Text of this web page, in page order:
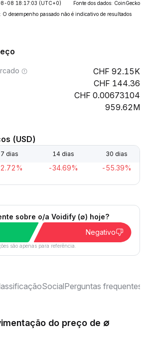
08 18:17:03 (UTC+0)
Fonte dos dados: CoinGecko
O desempenho passado não é indicativo de resultados
92.15K
144.36
0.00673104
959.62M
(USD)
7 dias 14 dias 30 dias
-34.69% -55.39%
sobre o/a Voidify (∅) hoje?
Negativo
são apenas para referência.
SocialPerguntas frequentes
do preço de ∅